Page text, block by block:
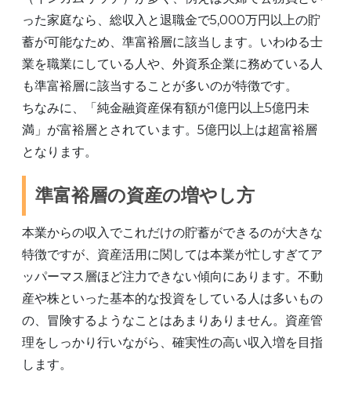
った家庭なら、総収入と退職金で5,000万円以上の貯
蓄が可能なため、準富裕層に該当します。いわゆる士
業を職業にしている人や、外資系企業に務めている人
も準富裕層に該当することが多いのが特徴です。
ちなみに、「純金融資産保有額が1億円以上5億円未
満」が富裕層とされています。5億円以上は超富裕層
となります。
準富裕層の資産の増やし方
本業からの収入でこれだけの貯蓄ができるのが大きな
特徴ですが、資産活用に関しては本業が忙しすぎてア
ッパーマス層ほど注力できない傾向にあります。不動
産や株といった基本的な投資をしている人は多いもの
の、冒険するようなことはあまりありません。資産管
理をしっかり行いながら、確実性の高い収入増を目指
します。